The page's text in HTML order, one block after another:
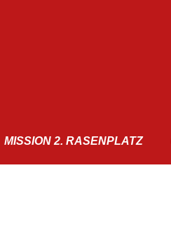
MISSION 2. RASENPLATZ